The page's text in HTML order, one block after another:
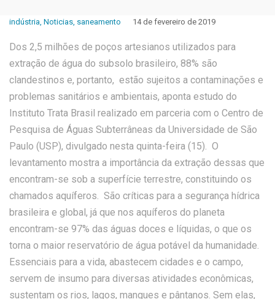
indústria, Noticias, saneamento 14 de fevereiro de 2019
Dos 2,5 milhões de poços artesianos utilizados para
extração de água do subsolo brasileiro, 88% são
clandestinos e, portanto, estão sujeitos a contaminações e
problemas sanitários e ambientais, aponta estudo do
Instituto Trata Brasil realizado em parceria com o Centro de
Pesquisa de Águas Subterrâneas da Universidade de São
Paulo (USP), divulgado nesta quinta-feira (15). O
levantamento mostra a importância da extração dessas que
encontram-se sob a superfície terrestre, constituindo os
chamados aquíferos. São críticas para a segurança hídrica
brasileira e global, já que nos aquíferos do planeta
encontram-se 97% das águas doces e líquidas, o que os
torna o maior reservatório de água potável da humanidade.
Essenciais para a vida, abastecem cidades e o campo,
servem de insumo para diversas atividades econômicas,
sustentam os rios, lagos, mangues e pântanos. Sem elas,